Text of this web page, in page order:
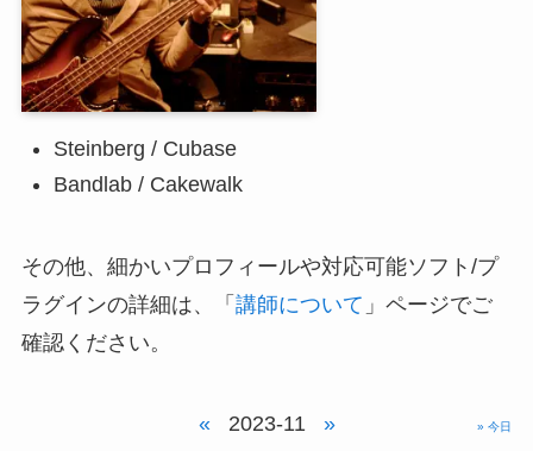
Steinberg / Cubase
Bandlab / Cakewalk
その他、細かいプロフィールや対応可能ソフト/プ
ラグインの詳細は、「 講師について 」ページでご
確認ください。
« 2023-11 » » 今日